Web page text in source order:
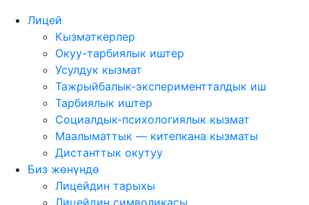
Лицей
Кызматкерлер
Окуу-тарбиялык иштер
Усулдук кызмат
Тажрыйбалык-экспериментталдык иш
Тарбиялык иштер
Социалдык-психологиялык кызмат
Маалыматтык — китепкана кызматы
Дистанттык окутуу
Биз жөнүндө
Лицейдин тарыхы
Лицейдин символикасы